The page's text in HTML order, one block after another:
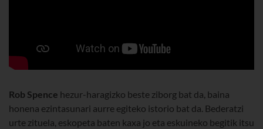
Rob Spence hezur-haragizko beste ziborg bat da, baina
honena ezintasunari aurre egiteko istorio bat da. Bederatzi
urte zituela, eskopeta baten kaxa jo eta eskuineko begitik itsu